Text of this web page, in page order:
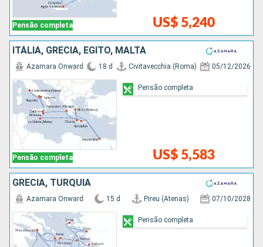
Pensão completa US$ 5,240
ITÁLIA, GRÉCIA, EGITO, MALTA
Pensão completa
Azamara Onward 18 d Civitavecchia (Roma) 05/12/2026
US$ 5,583
Pensão completa
GRÉCIA, TURQUIA
Azamara Onward 15 d Pireu (Atenas) 07/10/2028
Pensão completa